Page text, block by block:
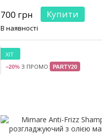
700 грн Купити
В наявності
ХІТ
−20% З ПРОМО PARTY20